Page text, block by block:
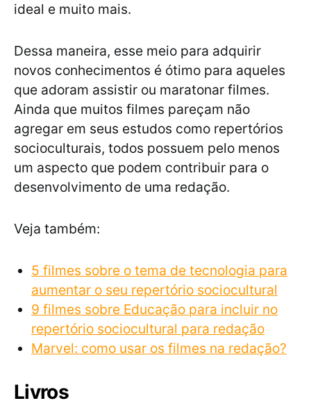
ideal e muito mais.
Dessa maneira, esse meio para adquirir
novos conhecimentos é ótimo para aqueles
que adoram assistir ou maratonar filmes.
Ainda que muitos filmes pareçam não
agregar em seus estudos como repertórios
socioculturais, todos possuem pelo menos
um aspecto que podem contribuir para o
desenvolvimento de uma redação.
Veja também:
5 filmes sobre o tema de tecnologia para
aumentar o seu repertório sociocultural
9 filmes sobre Educação para incluir no
repertório sociocultural para redação
Marvel: como usar os filmes na redação?
Livros